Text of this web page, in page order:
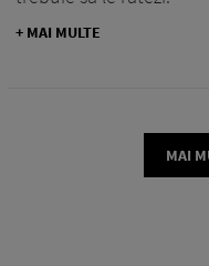
+ MAI MULTE
MAI